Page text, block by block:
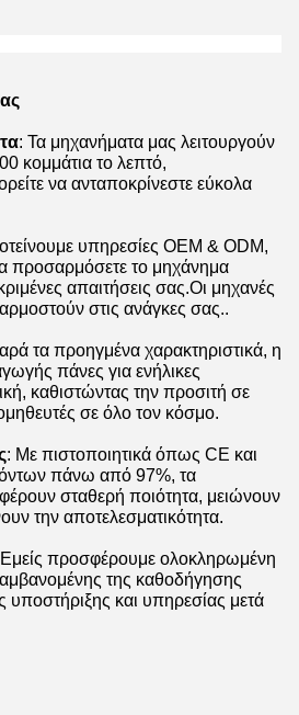
: Τα μηχανήματα μας λειτουργούν
κομμάτια το λεπτό,
να ανταποκρίνεστε εύκολα
υπηρεσίες OEM & ODM,
προσαρμόσετε το μηχάνημα
απαιτήσεις σας.Οι μηχανές
στις ανάγκες σας..
τα προηγμένα χαρακτηριστικά, η
πάνες για ενήλικες
καθιστώντας την προσιτή σε
σε όλο τον κόσμο.
: Με πιστοποιητικά όπως CE και
πάνω από 97%, τα
σταθερή ποιότητα, μειώνουν
την αποτελεσματικότητα.
Εμείς προσφέρουμε ολοκληρωμένη
της καθοδήγησης
υποστήριξης και υπηρεσίας μετά